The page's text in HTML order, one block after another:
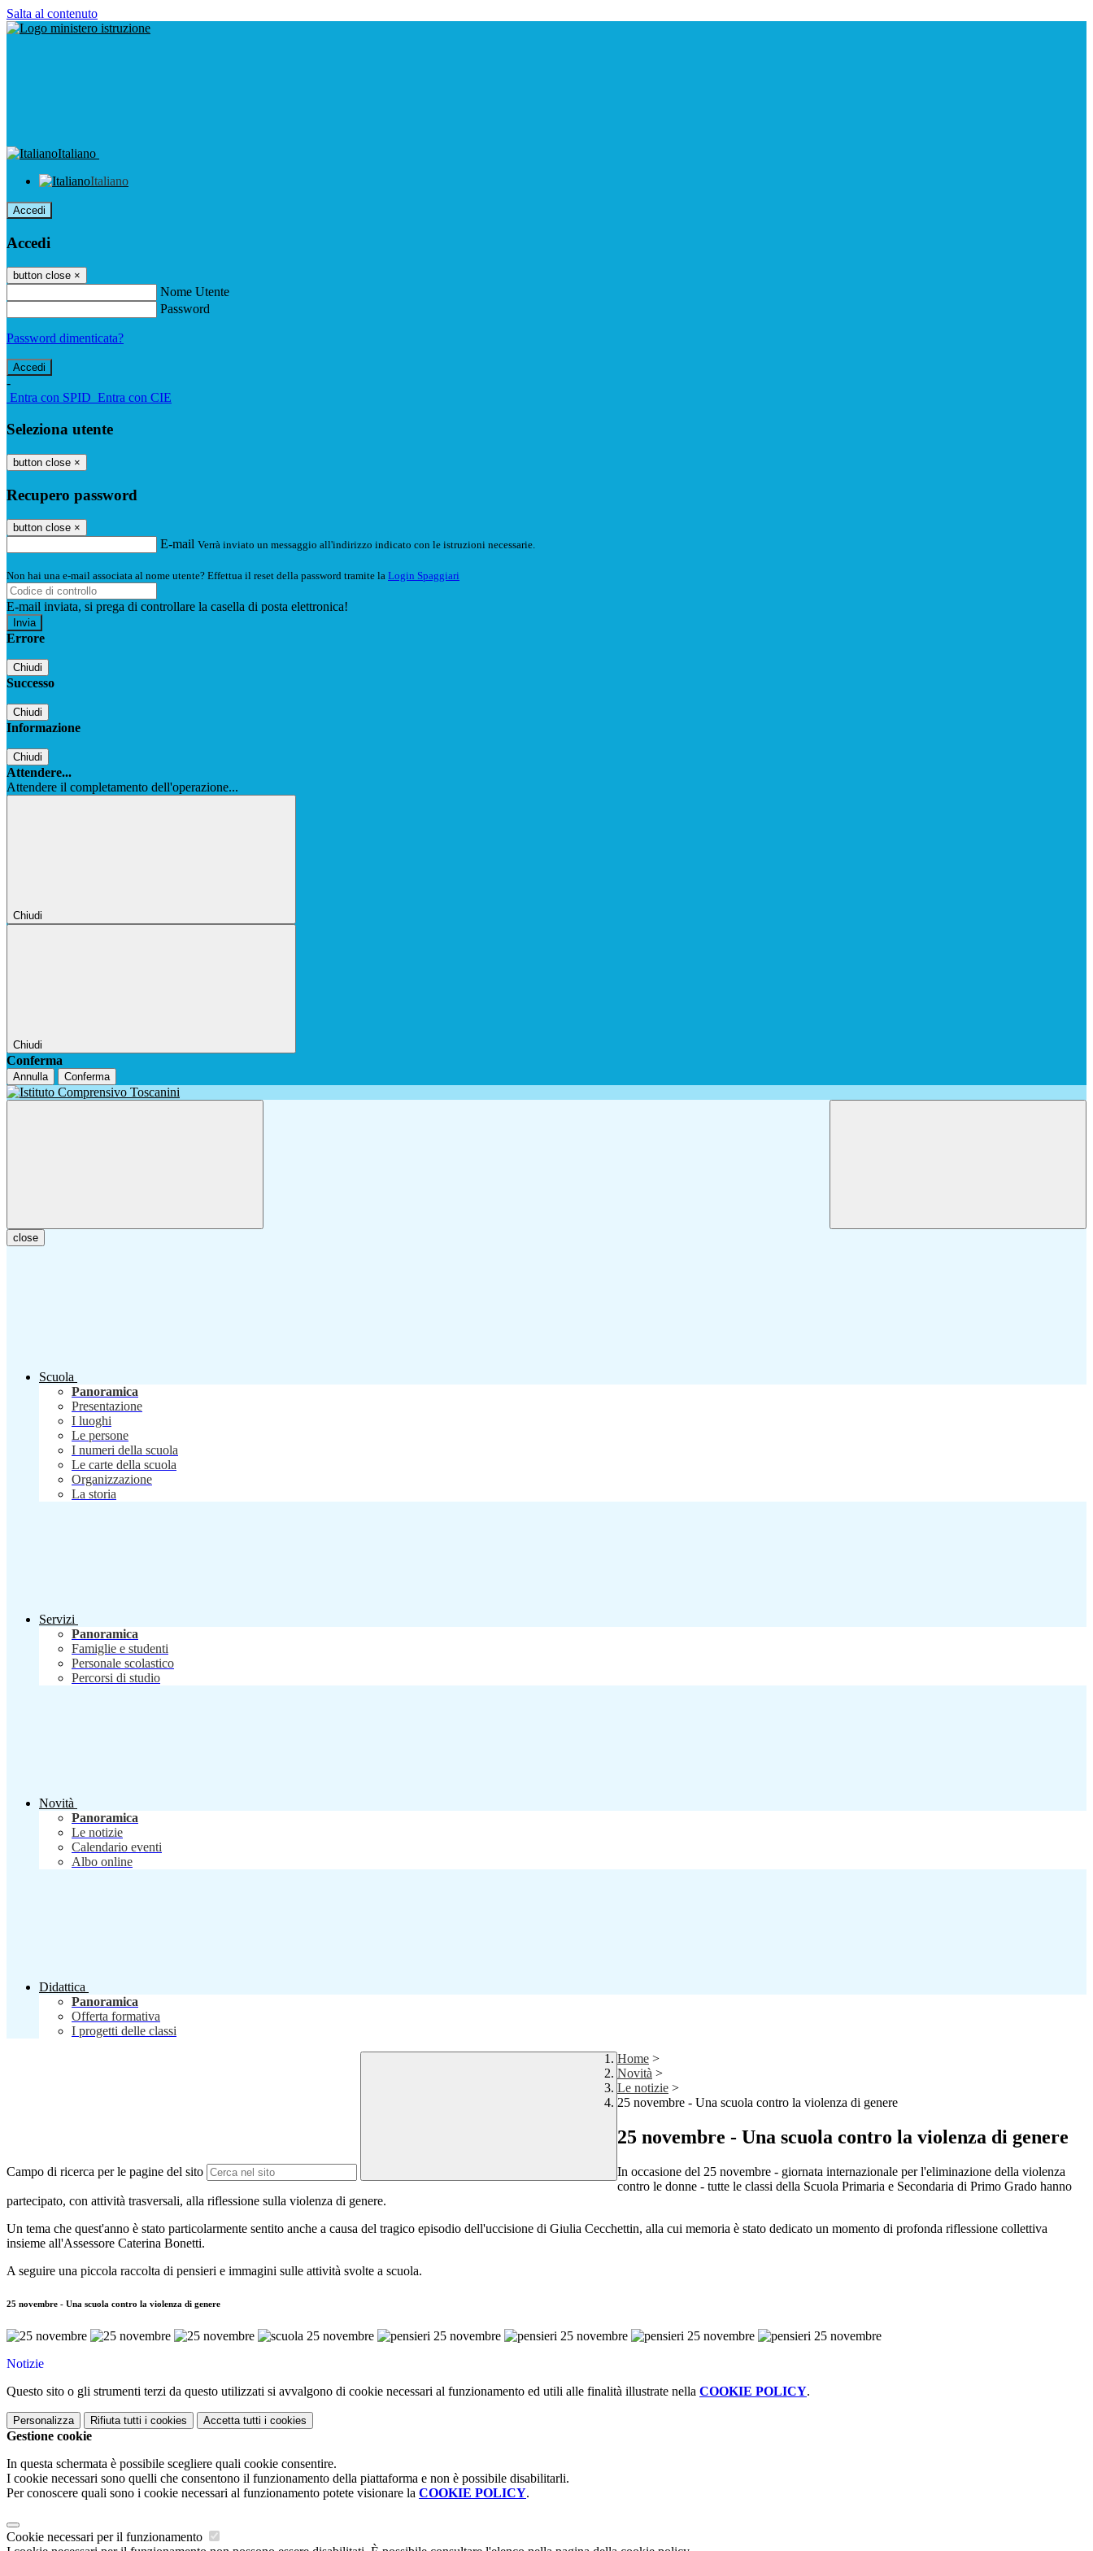
Salta al contenuto
Italiano
Italiano
Accedi
Accedi
button close ×
Nome Utente
Password
Password dimenticata?
-
Entra con SPID Entra con CIE
Seleziona utente
button close ×
Recupero password
button close ×
E-mail Verrà inviato un messaggio all'indirizzo indicato con le istruzioni necessarie.
Non hai una e-mail associata al nome utente? Effettua il reset della password tramite la Login Spaggiari
E-mail inviata, si prega di controllare la casella di posta elettronica!
Errore
Chiudi
Successo
Chiudi
Informazione
Chiudi
Attendere...
Attendere il completamento dell'operazione...
Chiudi
Chiudi
Conferma
Annulla Conferma
close
Scuola
Panoramica
Presentazione
I luoghi
Le persone
I numeri della scuola
Le carte della scuola
Organizzazione
La storia
Servizi
Panoramica
Famiglie e studenti
Personale scolastico
Percorsi di studio
Novità
Panoramica
Le notizie
Calendario eventi
Albo online
Didattica
Panoramica
Offerta formativa
I progetti delle classi
Campo di ricerca per le pagine del sito
Home >
Novità >
Le notizie >
25 novembre - Una scuola contro la violenza di genere
25 novembre - Una scuola contro la violenza di genere
In occasione del 25 novembre - giornata internazionale per l'eliminazione della violenza
contro le donne - tutte le classi della Scuola Primaria e Secondaria di Primo Grado hanno
partecipato, con attività trasversali, alla riflessione sulla violenza di genere.
Un tema che quest'anno è stato particolarmente sentito anche a causa del tragico episodio dell'uccisione di Giulia Cecchettin, alla cui memoria è stato dedicato un momento di profonda riflessione collettiva
insieme all'Assessore Caterina Bonetti.
A seguire una piccola raccolta di pensieri e immagini sulle attività svolte a scuola.
25 novembre - Una scuola contro la violenza di genere
Notizie
Questo sito o gli strumenti terzi da questo utilizzati si avvalgono di cookie necessari al funzionamento ed utili alle finalità illustrate nella COOKIE POLICY.
Personalizza Rifiuta tutti i cookies Accetta tutti i cookies
Gestione cookie
In questa schermata è possibile scegliere quali cookie consentire.
I cookie necessari sono quelli che consentono il funzionamento della piattaforma e non è possibile disabilitarli.
Per conoscere quali sono i cookie necessari al funzionamento potete visionare la COOKIE POLICY.
Cookie necessari per il funzionamento